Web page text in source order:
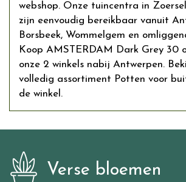
webshop. Onze tuincentra in
zijn eenvoudig bereikbaar vanuit
Borsbeek, Wommelgem en
Koop AMSTERDAM Dark Grey 30
onze 2 winkels nabij Antwerpen.
volledig assortiment Potten voor
de winkel.
Verse bloemen